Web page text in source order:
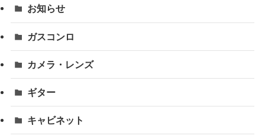
お知らせ
ガスコンロ
カメラ・レンズ
ギター
キャビネット